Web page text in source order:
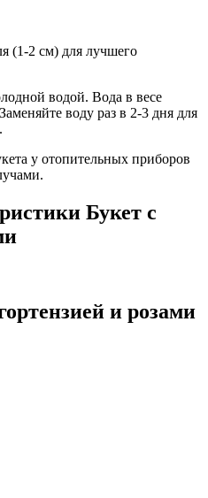
(1-2 см) для лучшего
водой. Вода в весе
воду раз в 2-3 дня для
у отопительных приборов
Букет с
и розами